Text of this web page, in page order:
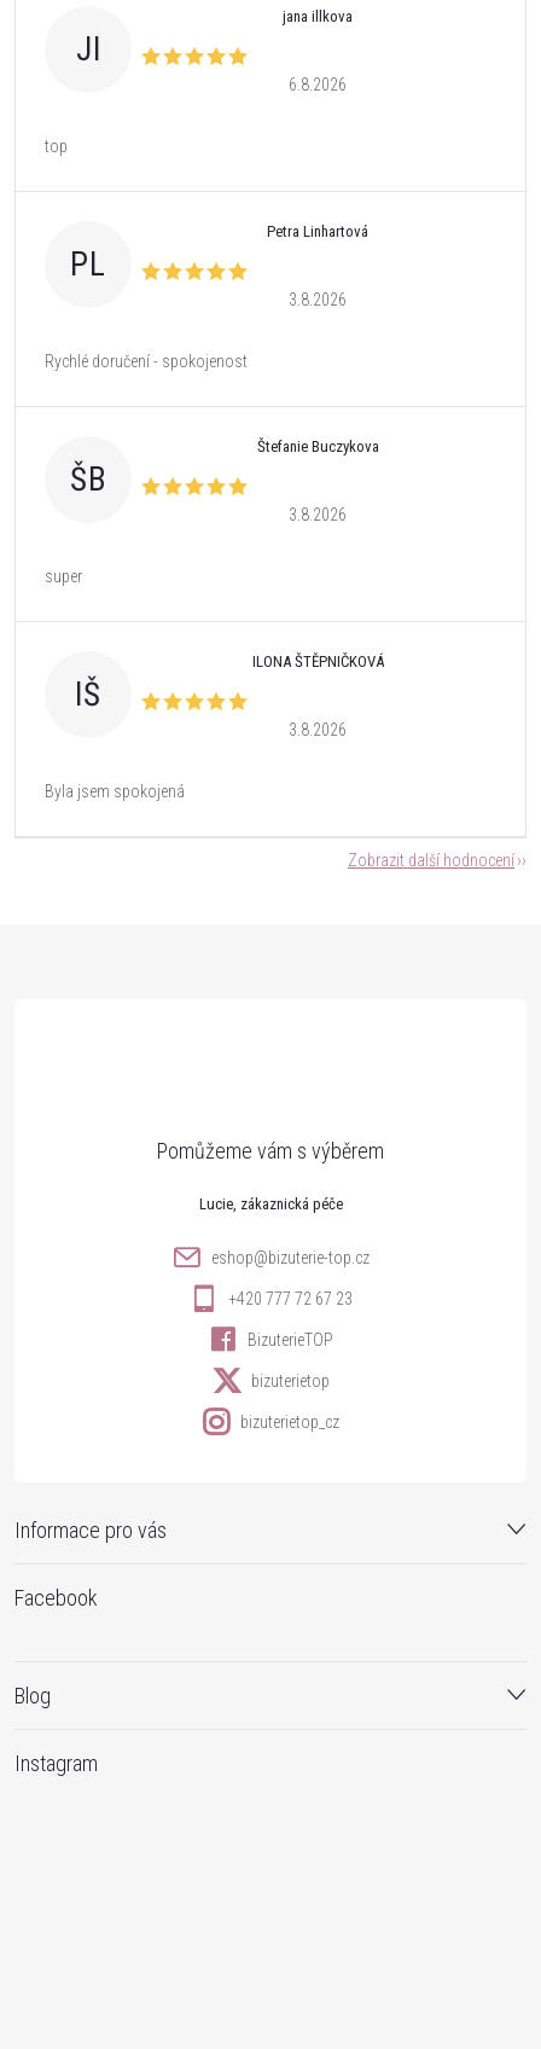
JI
jana illkova
6.8.2026
top
PL
Petra Linhartová
3.8.2026
Rychlé doručení - spokojenost
ŠB
Štefanie Buczykova
3.8.2026
super
IŠ
ILONA ŠTĚPNIČKOVÁ
3.8.2026
Byla jsem spokojená
Zobrazit další hodnocení
Informace pro vás
Lucie
eshop@bizuterie-top.cz
+420 777 72 67 23
BizuterieTOP
bizuterietop
bizuterietop_cz
Facebook
Blog
Instagram